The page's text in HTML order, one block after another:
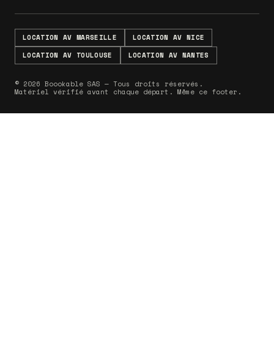
LOCATION AV MARSEILLE
LOCATION AV NICE
LOCATION AV TOULOUSE
LOCATION AV NANTES
© 2026 Boookable SAS — Tous droits réservés.
Matériel vérifié avant chaque départ. Même ce footer.